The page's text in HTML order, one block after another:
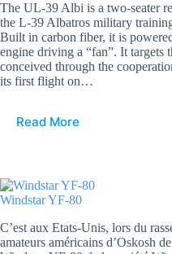
The UL-39 Albi is a two-seater
the L-39 Albatros military
Built in carbon fiber, it is
engine driving a “fan”. It targets
conceived through the
its first flight on…
Read More
Windstar YF-80
C’est aux Etats-Unis, lors du
amateurs américains d’Oskosh